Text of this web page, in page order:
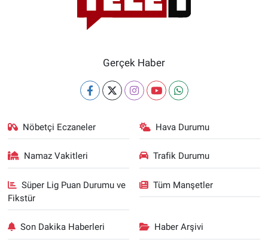
Gerçek Haber
Nöbetçi Eczaneler Hava Durumu
Namaz Vakitleri Trafik Durumu
Süper Lig Puan Durumu ve
Fikstür
Tüm Manşetler
Son Dakika Haberleri Haber Arşivi